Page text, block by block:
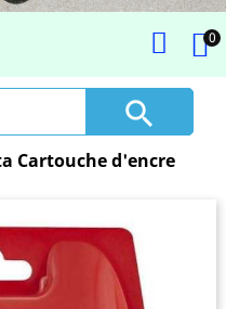
0

Cartouche d'encre